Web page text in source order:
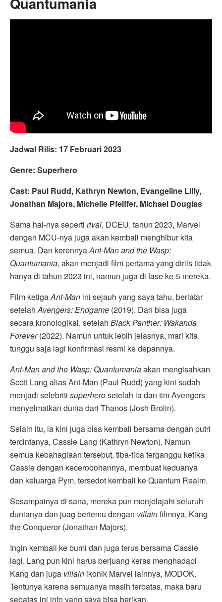
Jadwal Rilis: 17 Februari 2023
Genre: Superhero
Cast: Paul Rudd, Kathryn Newton, Evangeline Lilly,
Jonathan Majors, Michelle Pfeiffer, Michael Douglas
Sama hal-nya seperti rival, DCEU, tahun 2023, Marvel
dengan MCU-nya juga akan kembali menghibur kita
semua. Dan kerennyaAnt-Man and the Wasp:
Quantumania, akan menjadi film pertama yang dirils tidak
hanya di tahun 2023 ini, namun juga di fase ke-5 mereka.
Film ketigaAnt-Man ini sejauh yang saya tahu, berlatar
setelahAvengers: Endgame (2019). Dan bisa juga
secara kronologikal, setelah Black Panther: Wakanda
Forever(2022). Namun untuk lebih jelasnya, mari kita
tunggu saja lagi konfirmasi resmi ke depannya.
Ant-Man and the Wasp: Quantumaniaakan mengisahkan
Scott Lang alias Ant-Man (Paul Rudd) yang kini sudah
menjadi selebriti superherosetelah ia dan tim Avengers
menyelmatkan dunia dari Thanos (Josh Brolin).
Selain itu, ia kini juga bisa kembali bersama dengan putri
tercintanya, Cassie Lang (Kathryn Newton). Namun
semua kebahagiaan tersebut, tiba-tiba terganggu ketika
Cassie dengan kecerobohannya, membuat keduanya
dan keluarga Pym, tersedot kembali ke Quantum Realm.
Sesampainya di sana, mereka pun menjelajahi seluruh
dunianya dan juag bertemu dengan villainfilmnya, Kang
the Conqueror (Jonathan Majors).
Ingin kembali ke bumi dan juga terus bersama Cassie
lagi, Lang pun kini harus berjuang keras menghadapi
Kang dan juga villain ikonik Marvel lainnya, MODOK.
Tentunya karena semuanya masih terbatas, maka baru
sebatas ini info yang saya bisa berikan.